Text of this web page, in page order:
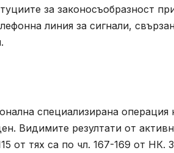
за законосъобразност
линия за сигнали,
специализирана операция
Видимите резултати от
от тях са по чл. 167-169 от